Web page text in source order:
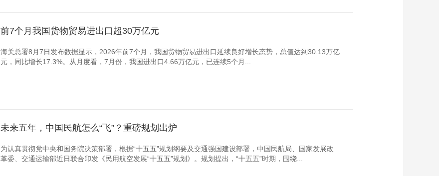
前7个月我国货物贸易进出口超30万亿元
海关总署8月7日发布数据显示，2026年前7个月，我国货物贸易进出口延续良好增长态势，总值达到30.13万亿
元，同比增长17.3%。从月度看，7月份，我国进出口4.66万亿元，已连续5个月...
未来五年，中国民航怎么“飞”？重磅规划出炉
为认真贯彻党中央和国务院决策部署，根据“十五五”规划纲要及交通强国建设部署，中国民航局、国家发展改
革委、交通运输部近日联合印发《民用航空发展“十五五”规划》。规划提出，“十五五”时期，围绕...